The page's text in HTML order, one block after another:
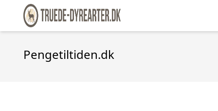
Pengetiltiden.dk